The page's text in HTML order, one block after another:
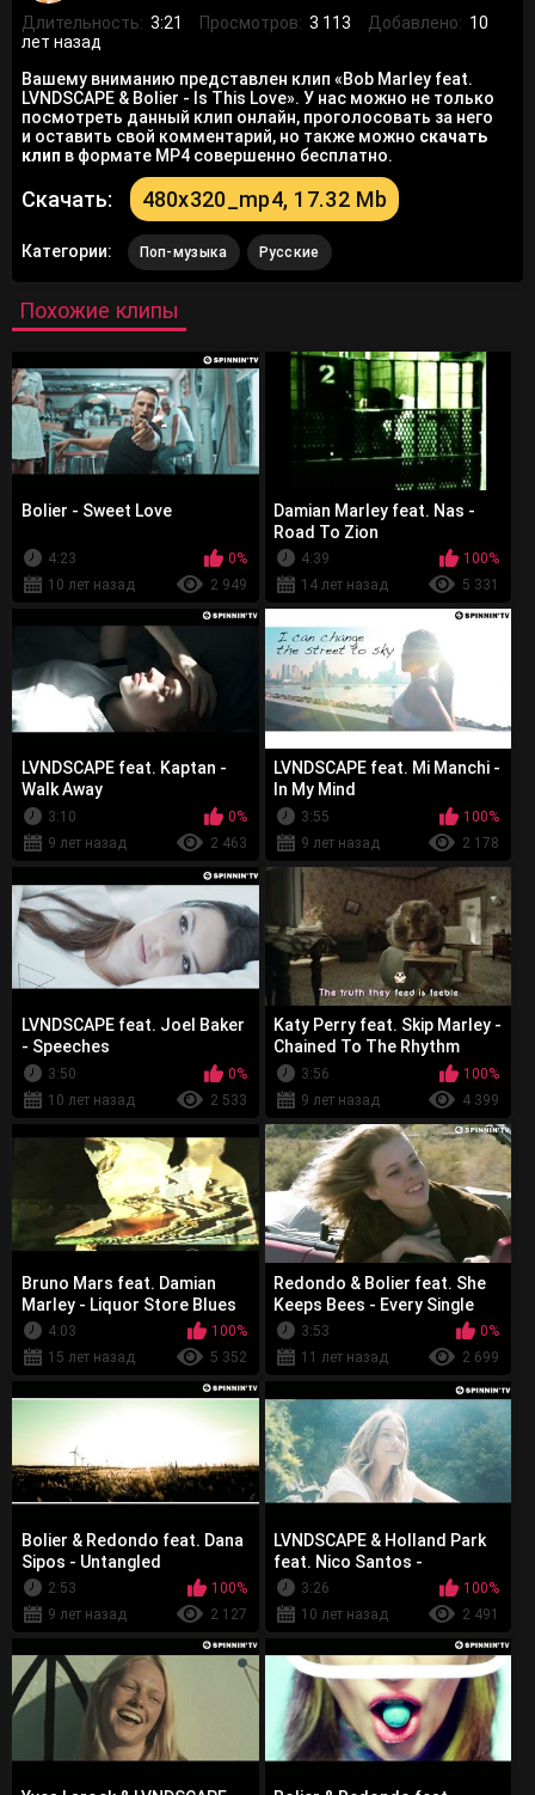
Длительность: 3:21 Просмотров: 3 113 Добавлено: 10
лет назад
Вашему вниманию представлен клип «Bob Marley feat.
LVNDSCAPE & Bolier - Is This Love». У нас можно не только
посмотреть данный клип онлайн, проголосовать за него
и оставить свой комментарий, но также можно скачать
клип в формате MP4 совершенно бесплатно.
Скачать: 480x320_mp4, 17.32 Mb
Категории: Поп-музыка Русские
Похожие клипы
Bolier - Sweet Love
4:23
0%
10 лет назад
2 949
Damian Marley feat. Nas -
Road To Zion
4:39
100%
14 лет назад
5 331
LVNDSCAPE feat. Kaptan -
Walk Away
3:10
0%
9 лет назад
2 463
LVNDSCAPE feat. Mi Manchi -
In My Mind
3:55
100%
9 лет назад
2 178
LVNDSCAPE feat. Joel Baker
- Speeches
3:50
0%
10 лет назад
2 533
Katy Perry feat. Skip Marley -
Chained To The Rhythm
3:56
100%
9 лет назад
4 399
Bruno Mars feat. Damian
Marley - Liquor Store Blues
4:03
100%
15 лет назад
5 352
Redondo & Bolier feat. She
Keeps Bees - Every Single
Piece3:53
0%
11 лет назад
2 699
Bolier & Redondo feat. Dana
Sipos - Untangled
2:53
100%
9 лет назад
2 127
LVNDSCAPE & Holland Park
feat. Nico Santos -
Waterfalls
3:26
100%
10 лет назад
2 491